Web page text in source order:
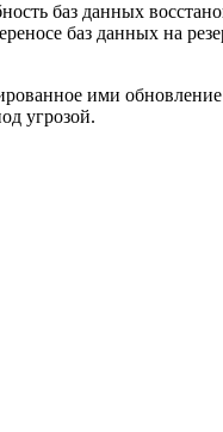
баз данных
баз данных на
ими
угрозой.